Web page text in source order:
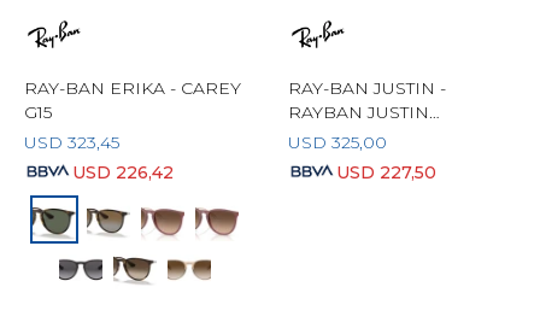
RAY-BAN ERIKA - CAREY
G15
USD 323,45
USD 226,42
RAY-BAN JUSTIN -
RAYBAN JUSTIN
POLARIZADO
USD 325,00
USD 227,50